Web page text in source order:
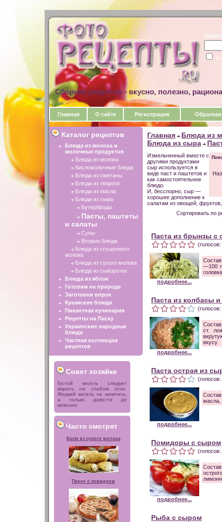
Сборник рецептов - вкусно, полезно,
Главная О сайте Регистрация Обратная
Каталог рецептов
Блюда из молока и
молочных продуктов
Блюда из молока
Кисломолочные блюда
Блюда из сметаны
Блюда из творога
Блюда из масла
Блюда из сыра
Бутерброды
Пасты, паштеты
и салаты
Супы
Вторые блюда
Блюда из сгущенного
молока
Блюда из сухого молока
Блюда из сыворотки
Блюда из яблок
Готовим на природе
Заготовки впрок
Крымские блюда
Пикантная кулинария
Рецепты на Пасху
Украинские народные
блюда
Частная коллекция
рецептов
Совет хозяйке
Густой кисель следует
варить на слабом огне.
Жидкий кисель не кипятить,
а только довести до
кипения.
Часто смотрят
Крем из сухого молока
Пирог с повидлом
Главная
Блюда из
Блюда из сыра
Измельченный вместе с
другими продуктами
сыр используется в
виде паст и паштетов и
как самостоятельное
блюдо.
И, бесспорно, сыр —
хорошее дополнение к
салатам из овощей,
Сортировать по
Паста из брынзы с
подробнее...
—100 г
Паста из колбасы
подробнее...
ст.
вкусу.
Паста острая из
подробнее...
масла,
Помидоры с сыром
подробнее...
Рыба с сыром